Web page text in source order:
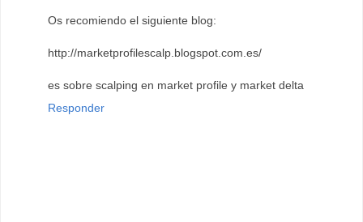
Os recomiendo el siguiente blog:
http://marketprofilescalp.blogspot.com.es/
es sobre scalping en market profile y market delta
Responder